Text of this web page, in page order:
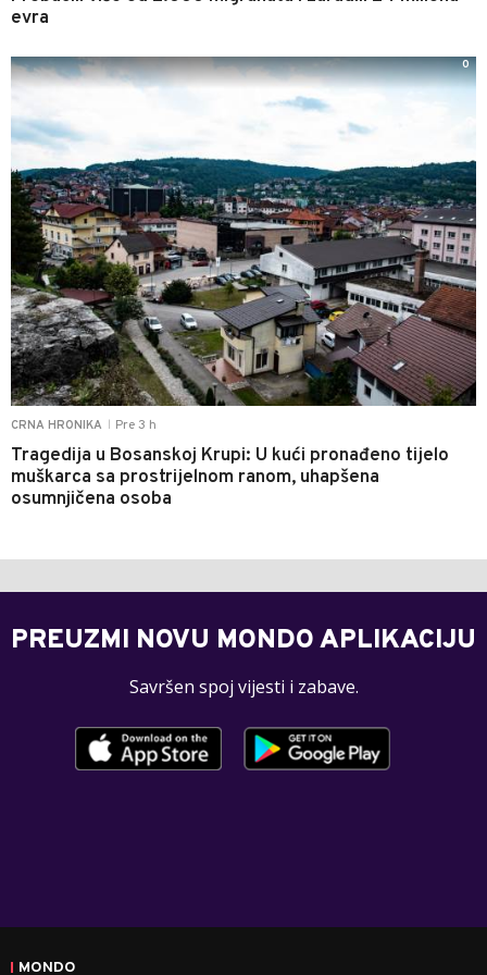
evra
CRNA HRONIKA Pre 3 h
Tragedija u Bosanskoj Krupi: U kući pronađeno tijelo
muškarca sa prostrijelnom ranom, uhapšena
osumnjičena osoba
0
PREUZMI NOVU MONDO APLIKACIJU
Savršen spoj vijesti i zabave.
MONDO